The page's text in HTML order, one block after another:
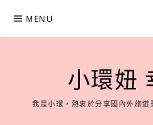
content
MENU
小環妞
我是小環，熱衷於分享國內外旅